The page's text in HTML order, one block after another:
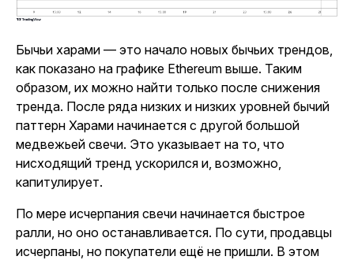
Бычьи харами — это начало новых бычьих трендов,
как показано на графике Ethereum выше. Таким
образом, их можно найти только после снижения
тренда. После ряда низких и низких уровней бычий
паттерн Харами начинается с другой большой
медвежьей свечи. Это указывает на то, что
нисходящий тренд ускорился и, возможно,
капитулирует.
По мере исчерпания свечи начинается быстрое
ралли, но оно останавливается. По сути, продавцы
исчерпаны, но покупатели ещё не пришли. В этом